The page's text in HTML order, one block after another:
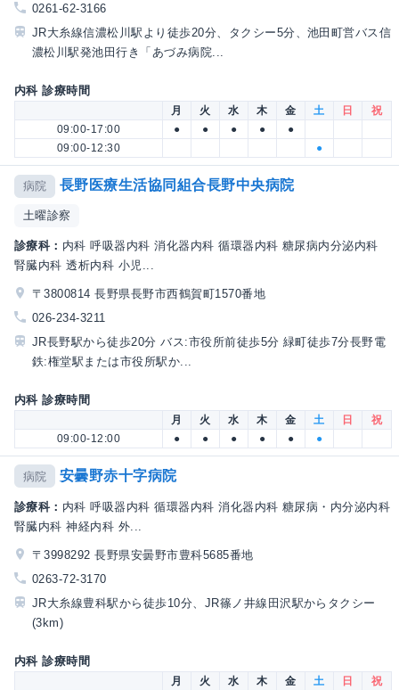
0261-62-3166
JR大糸線信濃松川駅より徒歩20分、タクシー5分、池田町営バス信
濃松川駅発池田行き「あづみ病院...
内科 診療時間
月 火 水 木 金 土 日
祝
09:00-17:00
● ● ● ●
●
09:00-12:30
●
病院 長野医療生活協同組合長野中央病院
土曜診察
診療科： 内科 呼吸器内科 消化器内科 循環器内科 糖尿病内分泌内科
腎臓内科 透析内科 小児...
〒3800814 長野県長野市西鶴賀町1570番地
026-234-3211
JR長野駅から徒歩20分 バス:市役所前徒歩5分 緑町徒歩7分長野電
鉄:権堂駅または市役所駅か...
内科 診療時間
月 火 水 木 金 土 日
祝
09:00-12:00
● ● ● ● ● ●
病院 安曇野赤十字病院
診療科： 内科 呼吸器内科 循環器内科 消化器内科 糖尿病・内分泌内科
腎臓内科 神経内科 外...
〒3998292 長野県安曇野市豊科5685番地
0263-72-3170
JR大糸線豊科駅から徒歩10分、JR篠ノ井線田沢駅からタクシー
(3km)
内科 診療時間
月 火 水 木 金 土 日
祝